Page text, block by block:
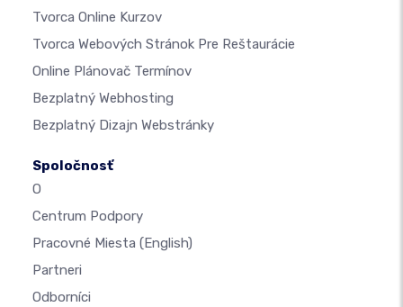
Tvorca Online Kurzov
Tvorca Webových Stránok Pre Reštaurácie
Online Plánovač Termínov
Bezplatný Webhosting
Bezplatný Dizajn Webstránky
Spoločnosť
O
Centrum Podpory
Pracovné Miesta (English)
Partneri
Odborníci